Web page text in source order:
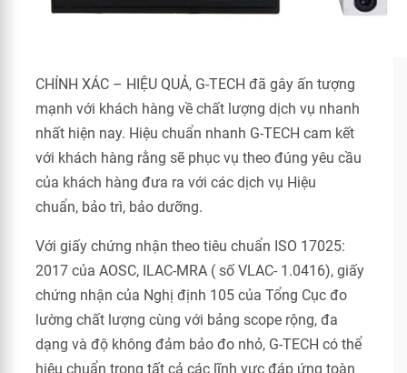
CHÍNH XÁC – HIỆU QUẢ, G-TECH đã gây ấn tượng
mạnh với khách hàng về chất lượng dịch vụ nhanh
nhất hiện nay. Hiệu chuẩn nhanh G-TECH cam kết
với khách hàng rằng sẽ phục vụ theo đúng yêu cầu
của khách hàng đưa ra với các dịch vụ Hiệu
chuẩn, bảo trì, bảo dưỡng.
Với giấy chứng nhận theo tiêu chuẩn ISO 17025:
2017 của AOSC, ILAC-MRA ( số VLAC- 1.0416), giấy
chứng nhận của Nghị định 105 của Tổng Cục đo
lường chất lượng cùng với bảng scope rộng, đa
dạng và độ không đảm bảo đo nhỏ, G-TECH có thể
hiệu chuẩn trong tất cả các lĩnh vực đáp ứng toàn